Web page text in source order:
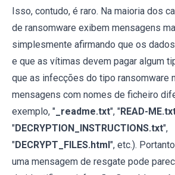
Isso, contudo, é raro. Na maioria dos
de ransomware exibem mensagens
simplesmente afirmando que os
e que as vítimas devem pagar algum
que as infecções do tipo ransomware
mensagens com nomes de ficheiro
exemplo, " _readme.txt", "READ-
"DECRYPTION_INSTRUCTIONS.txt",
"DECRYPT_FILES.html ", etc.).
uma mensagem de resgate pode